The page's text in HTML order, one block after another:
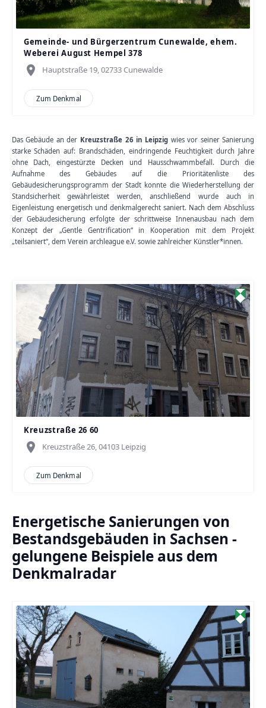
Gemeinde- und Bürgerzentrum Cunewalde, ehem.
Weberei August Hempel 378
place Hauptstraße 19, 02733 Cunewalde
Zum Denkmal
Das Gebäude an der Kreuzstraße 26 in Leipzigwies vor seiner Sanierung
starke Schäden auf: Brandschäden, eindringende Feuchtigkeit durch Jahre
ohne Dach, eingestürzte Decken und Hausschwammbefall. Durch die
Aufnahme des Gebäudes auf die Prioritätenliste des
Gebäudesicherungsprogramm der Stadt konnte die Wiederherstellung der
Standsicherheit gewährleistet werden, anschließend wurde auch in
Eigenleistung energetisch und denkmalgerecht saniert. Nach dem Abschluss
der Gebäudesicherung erfolgte der schrittweise Innenausbau nach dem
Konzept der „Gentle Gentrification“ in Kooperation mit dem Projekt
„teilsaniert“, dem Verein archleague e.V. sowie zahlreicher Künstler*innen.
Kreuzstraße 26 60
place Kreuzstraße 26, 04103 Leipzig
Zum Denkmal
Energetische Sanierungen von
Bestandsgebäuden in Sachsen -
gelungene Beispiele aus dem
Denkmalradar